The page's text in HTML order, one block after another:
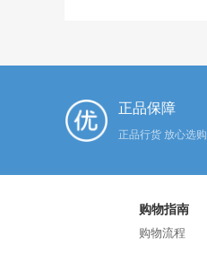
正品保障
正品行货 放心选购
购物指南
购物流程